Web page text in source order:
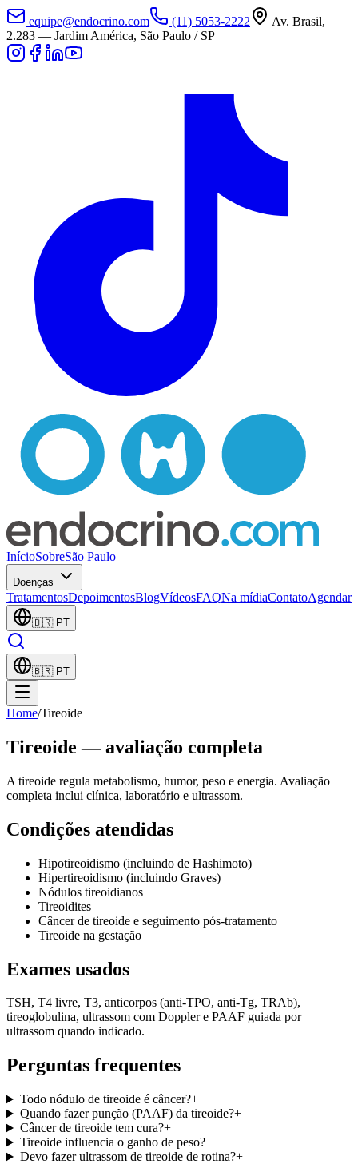
equipe@endocrino.com (11) 5053-2222
Av. Brasil,
2.283 — Jardim América, São Paulo / SP
InícioSobreSão Paulo
Doenças
TratamentosDepoimentosBlogVídeosFAQNa mídiaContatoAgendar
🇧🇷 PT
🇧🇷 PT
Home/Tireoide
Tireoide — avaliação completa
A tireoide regula metabolismo, humor, peso e energia. Avaliação
completa inclui clínica, laboratório e ultrassom.
Condições atendidas
Hipotireoidismo (incluindo de Hashimoto)
Hipertireoidismo (incluindo Graves)
Nódulos tireoidianos
Tireoidites
Câncer de tireoide e seguimento pós-tratamento
Tireoide na gestação
Exames usados
TSH, T4 livre, T3, anticorpos (anti-TPO, anti-Tg, TRAb),
tireoglobulina, ultrassom com Doppler e PAAF guiada por
ultrassom quando indicado.
Perguntas frequentes
Todo nódulo de tireoide é câncer?+
Quando fazer punção (PAAF) da tireoide?+
Câncer de tireoide tem cura?+
Tireoide influencia o ganho de peso?+
Devo fazer ultrassom de tireoide de rotina?+